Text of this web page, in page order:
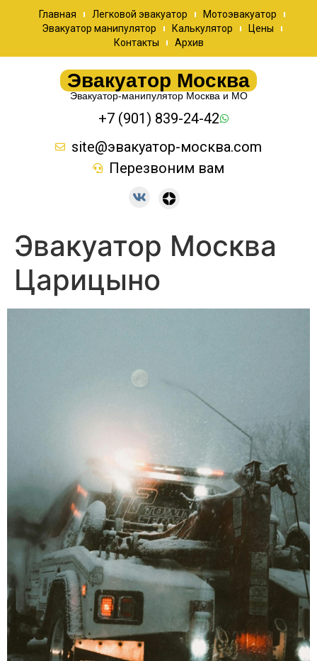
Главная Легковой эвакуатор
Мотоэвакуатор
Эвакуатор манипулятор
Калькулятор
Цены
Контакты
Архив
Эвакуатор Москва
Эвакуатор-манипулятор Москва и МО
+7 (901) 839-24-42
site@эвакуатор-москва.com
Перезвоним вам
Эвакуатор Москва
Царицыно